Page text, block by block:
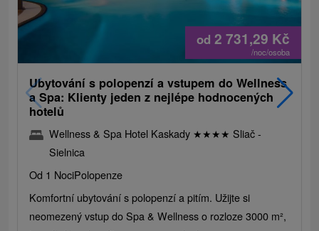
od 2 731,29 Kč
/noc/osoba
Ubytování s polopenzí a vstupem do Wellness
a Spa: Klienty jeden z nejlépe hodnocených
hotelů
Wellness & Spa Hotel Kaskady ★★★★ Sliač -
Sielnica
Od 1 NociPolopenze
Komfortní ubytování s polopenzí a pitím. Užijte si
neomezený vstup do Spa & Wellness o rozloze 3000 m²,